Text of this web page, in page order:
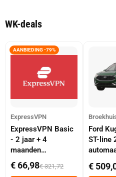
WK-deals
AANBIEDING -79%
ExpressVPN
ExpressVPN Basic
- 2 jaar + 4
maanden
abonnement
€ 66,98€ 321,72
Ford
ST-line
€